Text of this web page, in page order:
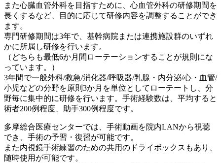
また心臓血管外科を目指すために、心血管外科の研修期間を
長くするなど、目的に応じて研修内容を調整することができ
ます。
専門研修期間は3年で、基幹病院または連携施設群のいずれ
かに所属し研修を行います。
（どちらも最低6か月間ローテーションすることが規則にな
っています。）
3年間で一般外科/救急/消化器/呼吸器/乳腺・内分泌/心・血管/
小児などの分野を原則3か月を単位としてローテートし、分
野毎に集中的に研修を行います。手術経験数は、平均すると
術者200例程度、助手300例程度です。
多摩総合医療センターでは、手術動画を院内LANから視聴
でき、手術の予習・復習が可能です。
また内視鏡手術練習のための共用のドライボックスもあり、
随時使用が可能です。